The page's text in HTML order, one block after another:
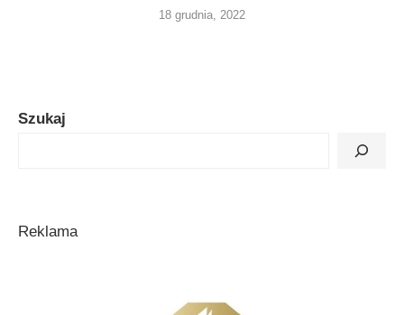
18 grudnia, 2022
Szukaj
Reklama